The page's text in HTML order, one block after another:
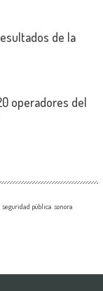
de la
operadores del
seguridad pública sonora